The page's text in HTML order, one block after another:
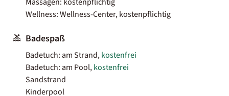
Wellness: Wellness-Center, kostenpflichtig
Badespaß
Badetuch: am Strand,kostenfrei
Badetuch: am Pool,kostenfrei
Sandstrand
Kinderpool